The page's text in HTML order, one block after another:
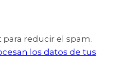
para reducir el spam.
los datos de tus